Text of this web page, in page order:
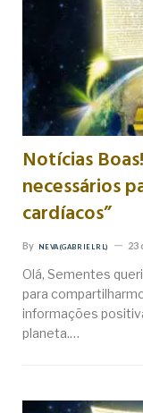
Notícias
necessários
cardíacos”
By NEVA (GABRIEL RL) 23
Olá, Sementes
para
informações
planeta.…